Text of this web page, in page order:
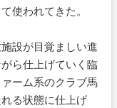
使われてきた。
設が目覚ましい進
ら仕上げていく臨
ーム系のクラブ馬
る状態に仕上げ